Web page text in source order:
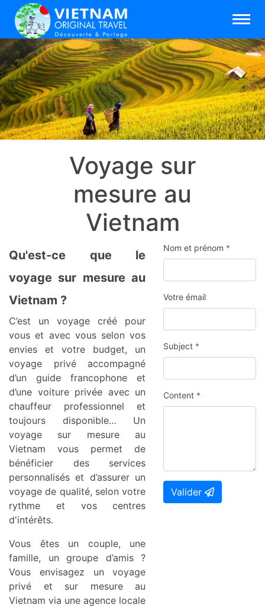
Voyage sur
mesure au
Vietnam
Qu'est-ce que le
voyage sur mesure au
Vietnam ?
C’est un voyage créé pour
vous et avec vous selon vos
envies et votre budget, un
voyage privé accompagné
d’un guide francophone et
d’une voiture privée avec un
chauffeur professionnel et
toujours disponible… Un
voyage sur mesure au
Vietnam vous permet de
bénéficier des services
personnalisés et d’assurer un
voyage de qualité, selon votre
rythme et vos centres
d'intérêts.
Vous êtes un couple, une
famille, un groupe d’amis ?
Vous envisagez un voyage
privé et sur mesure au
Vietnam via une agence locale
Nom et prénom *
Votre émail
Subject *
Content *
Valider